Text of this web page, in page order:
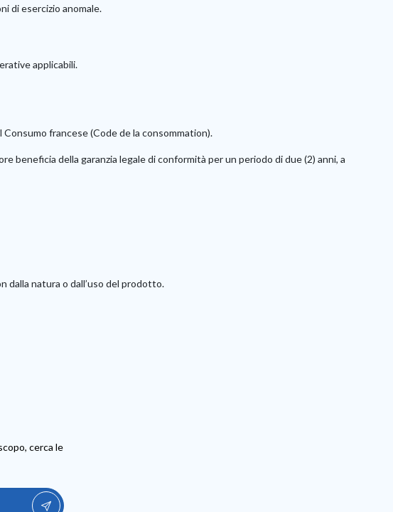
di esercizio anomale.
applicabili.
francese (Code de la consommation).
beneficia della garanzia legale di conformità per un periodo di due (2) anni, a
dalla natura o dall’uso del prodotto.
cerca le